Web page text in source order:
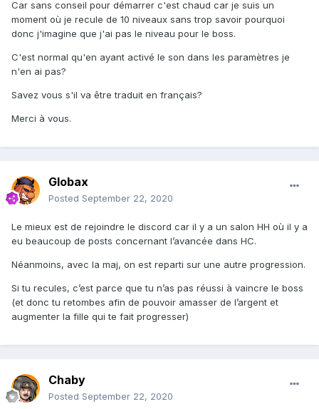
Car sans conseil pour démarrer c'est chaud car je suis un
moment où je recule de 10 niveaux sans trop savoir pourquoi
donc j'imagine que j'ai pas le niveau pour le boss.
C'est normal qu'en ayant activé le son dans les paramètres je
n'en ai pas?
Savez vous s'il va être traduit en français?
Merci à vous.
Globax
Posted September 22, 2020
Le mieux est de rejoindre le discord car il y a un salon HH où il y a
eu beaucoup de posts concernant l’avancée dans HC.
Néanmoins, avec la maj, on est reparti sur une autre progression.
Si tu recules, c’est parce que tu n’as pas réussi à vaincre le boss
(et donc tu retombes afin de pouvoir amasser de l’argent et
augmenter la fille qui te fait progresser)
Chaby
Posted September 22, 2020